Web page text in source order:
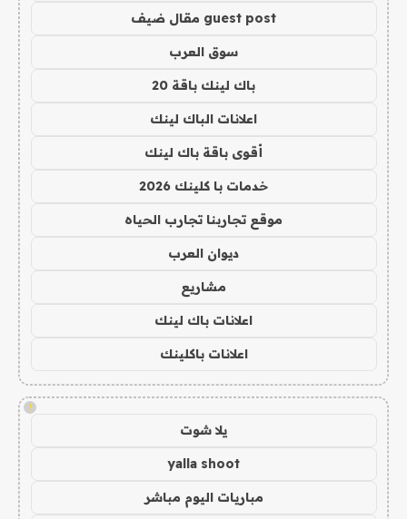
guest post مقال ضيف
سوق العرب
باك لينك باقة 20
اعلانات الباك لينك
أقوى باقة باك لينك
خدمات با كلينك 2026
موقع تجاربنا تجارب الحياه
ديوان العرب
مشاريع
اعلانات باك لينك
اعلانات باكلينك
!
يلا شوت
yalla shoot
مباريات اليوم مباشر